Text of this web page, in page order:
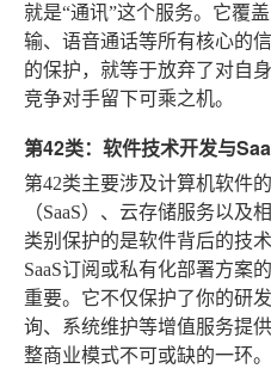
就是“通讯”这个服务。它覆
输、语音通话等所有核心的
的保护，就等于放弃了对自
竞争对手留下可乘之机。
第42类：软件技术开发与
第42类主要涉及计算机软件
（SaaS）、云存储服务以
类别保护的是软件背后的技
SaaS订阅或私有化部署方案
重要。它不仅保护了你的研
询、系统维护等增值服务提
整商业模式不可或缺的一环。